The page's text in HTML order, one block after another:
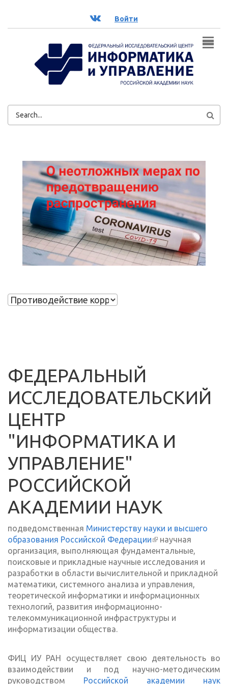
ВК Войти
ФОРМА
ФЕДЕРАЛЬНЫЙ
ИССЛЕДОВАТЕЛЬСКИЙ
ЦЕНТР
"ИНФОРМАТИКА И
УПРАВЛЕНИЕ"
РОССИЙСКОЙ
АКАДЕМИИ НАУК
подведомственная Министерству науки и высшего
образования Российской Федерации(внешняя ссылка)
научная
организация, выполняющая фундаментальные,
поисковые и прикладные научные исследования и
разработки в области вычислительной и прикладной
математики, системного анализа и управления,
теоретической информатики и информационных
технологий, развития информационно-
телекоммуникационной инфраструктуры и
информатизации общества.
ФИЦ ИУ РАН осуществляет свою деятельность во
взаимодействии и под научно-методическим
руководством Российской академии наук